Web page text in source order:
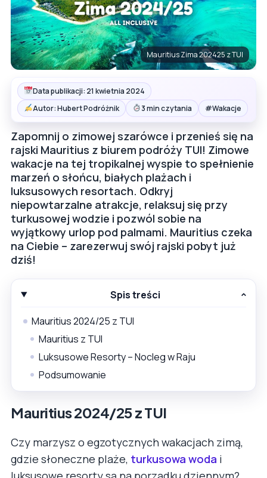
Mauritius Zima 202425 z TUI
Data publikacji: 21 kwietnia 2024
Autor: Hubert Podróżnik
3 min czytania #Wakacje
Zapomnij o zimowej szarówce i przenieś się na
rajski Mauritius z biurem podróży TUI! Zimowe
wakacje na tej tropikalnej wyspie to spełnienie
marzeń o słońcu, białych plażach i
luksusowych resortach. Odkryj
niepowtarzalne atrakcje, relaksuj się przy
turkusowej wodzie i pozwól sobie na
wyjątkowy urlop pod palmami. Mauritius czeka
na Ciebie – zarezerwuj swój rajski pobyt już
dziś!
Spis treści
Mauritius 2024/25 z TUI
Mauritius z TUI
Luksusowe Resorty – Nocleg w Raju
Podsumowanie
Mauritius 2024/25 z TUI
Czy marzysz o egzotycznych wakacjach zimą,
gdzie słoneczne plaże, turkusowa woda i